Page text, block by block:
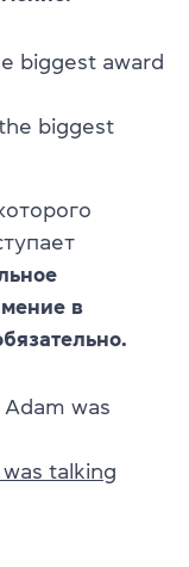
biggest award
biggest
в
was
talking